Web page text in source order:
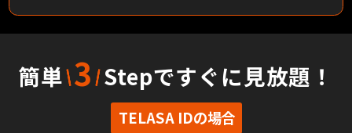
簡単 3 Stepですぐに見放題！
TELASA IDの場合